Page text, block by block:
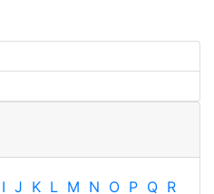
I J K L M N O P Q R